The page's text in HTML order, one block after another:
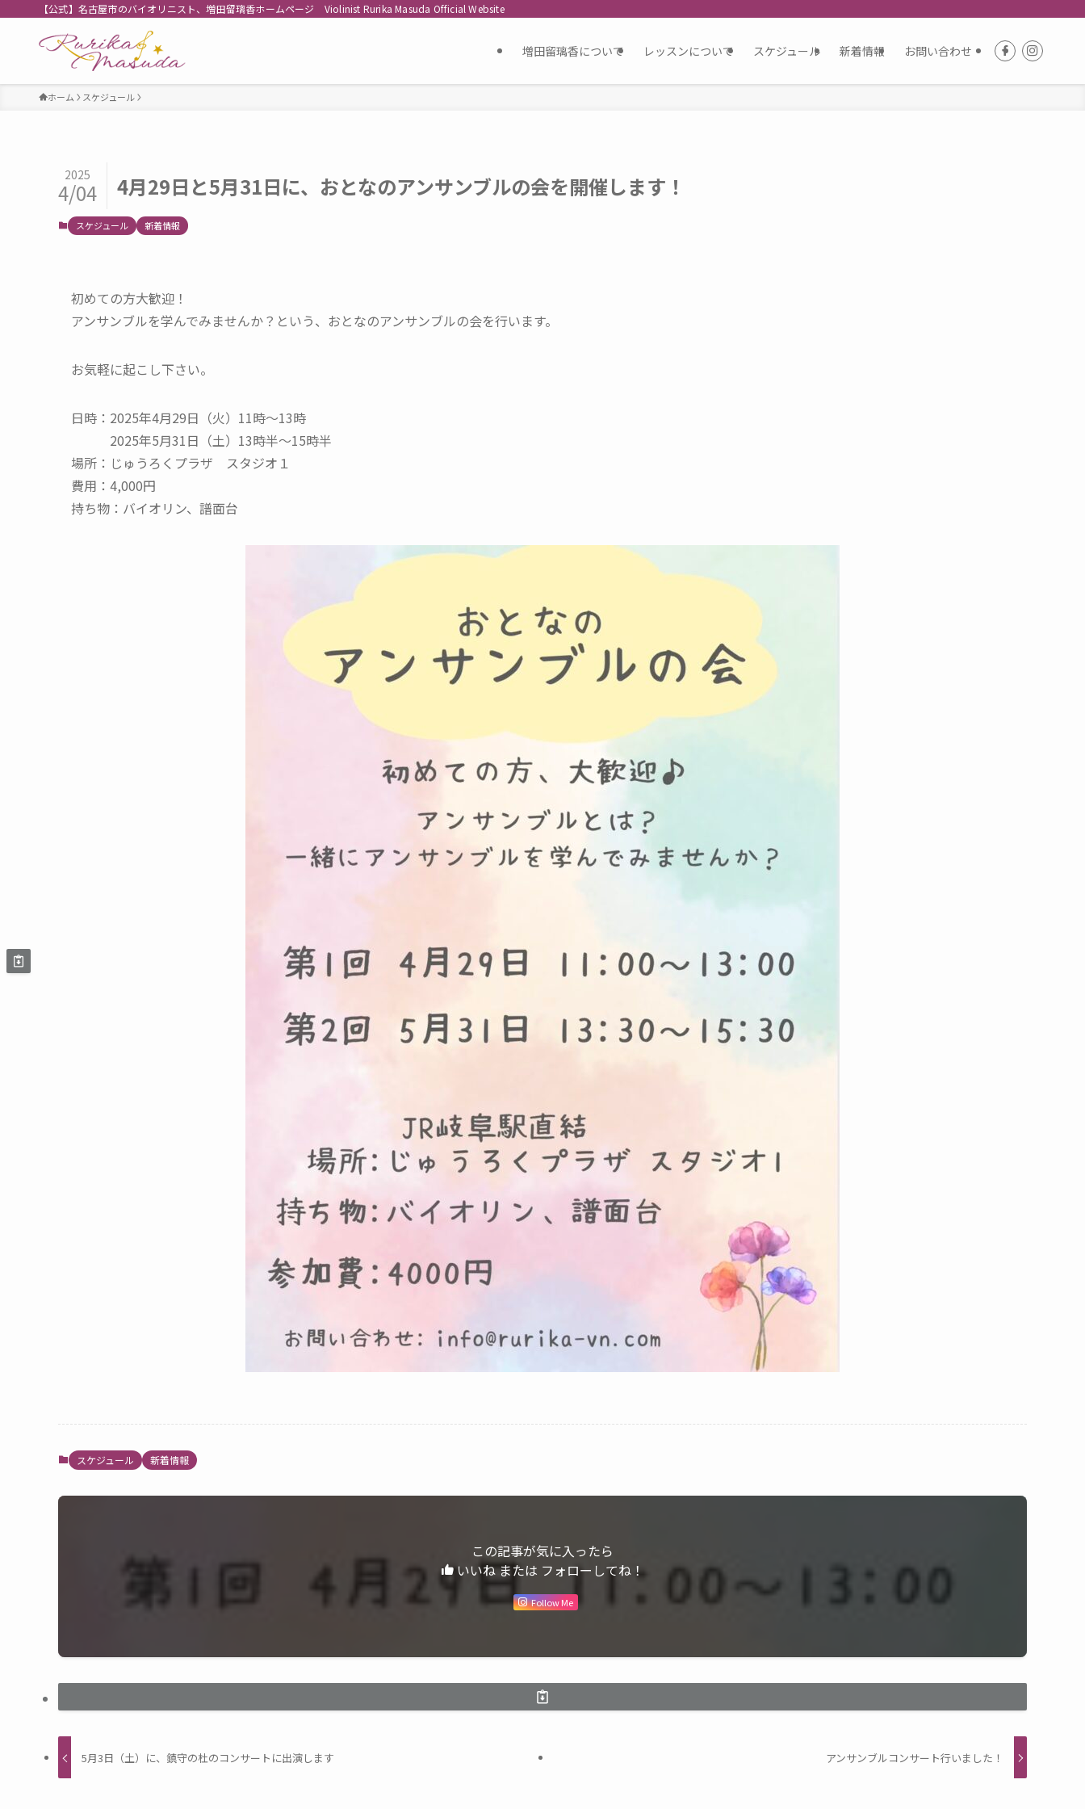
【公式】名古屋市のバイオリニスト、増田留璃香ホームページ Violinist Rurika Masuda Official Website
増田留璃香について レッスンについて スケジュール 新着情報 お問い合わせ
ホーム スケジュール
4月29日と5月31日に、おとなのアンサンブルの会を開催します！
2025
4/04
スケジュール 新着情報
初めての方大歓迎！
アンサンブルを学んでみませんか？という、おとなのアンサンブルの会を行います。
お気軽に起こし下さい。
日時：2025年4月29日（火）11時～13時
2025年5月31日（土）13時半～15時半
場所：じゅうろくプラザ スタジオ１
費用：4,000円
持ち物：バイオリン、譜面台
スケジュール 新着情報
この記事が気に入ったら
いいね または フォローしてね！
Follow Me
5月3日（土）に、鎮守の杜のコンサートに出演します アンサンブルコンサート行いました！